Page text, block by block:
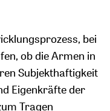
bei
ob die Armen in
Subjekthaftigkeit
Eigenkräfte der
Tragen